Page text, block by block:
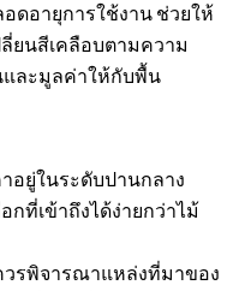
ดอายุการใช้งาน ช่วยให้
นสีเคลือบตามความ
และมูลค่าให้กับพื้น
อยู่ในระดับปานกลาง
กที่เข้าถึงได้ง่ายกว่าไม้
วรพิจารณาแหล่งที่มาของ